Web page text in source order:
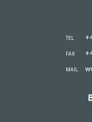
TEL
FAX
MAIL